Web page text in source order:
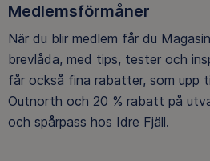
Medlemsförmåner
När du blir medlem får du
brevlåda, med tips, tester och
får också fina rabatter, som upp
Outnorth och 20 % rabatt på
och spårpass hos Idre Fjäll.